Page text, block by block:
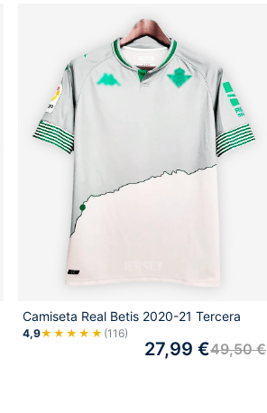
Camiseta Real Betis 2020-21 Tercera
4,9★★★★★ (116)
49,50€
27,99 €